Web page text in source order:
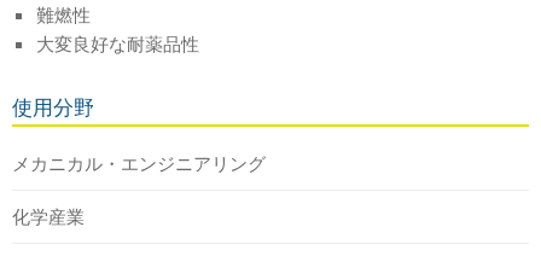
難燃性
大変良好な耐薬品性
使用分野
メカニカル・エンジニアリング
化学産業